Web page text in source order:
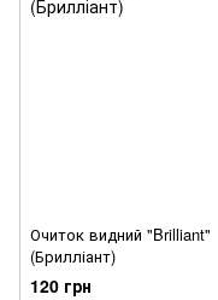
Очиток видний "Brilliant"
(Брилліант)
120 грн